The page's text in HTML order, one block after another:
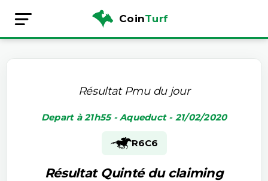
CoinTurf
Résultat Pmu du jour
Depart à 21h55 - Aqueduct - 21/02/2020
R6C6
Résultat Quinté du claiming